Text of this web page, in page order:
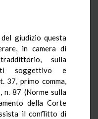
giudizio questa
in camera di
sulla
soggettivo e
37, primo comma,
n. 87 (Norme sulla
della Corte
il conflitto di